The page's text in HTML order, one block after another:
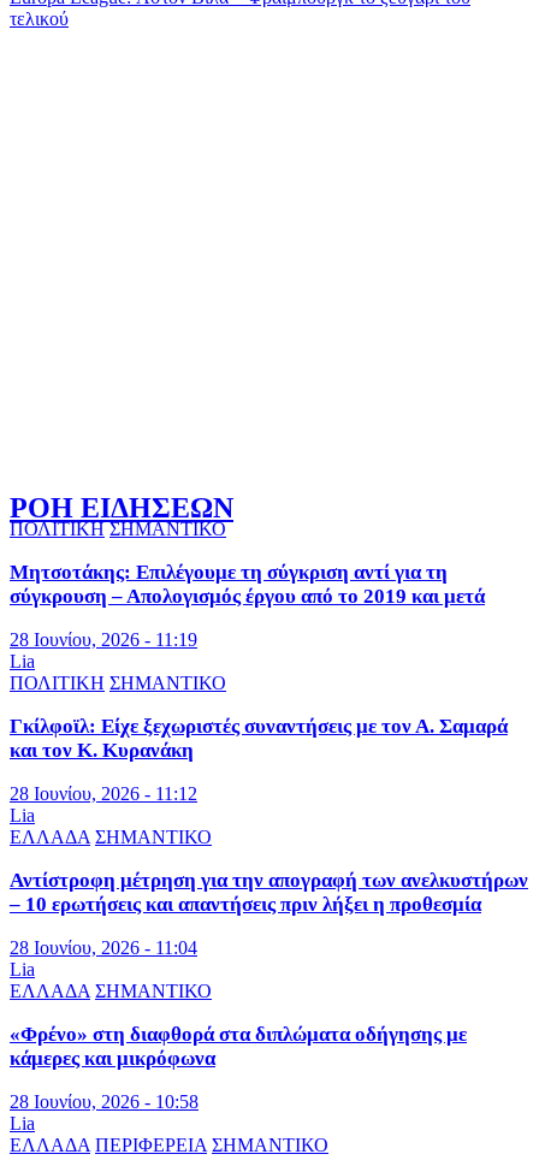
τελικού
ΡΟΗ ΕΙΔΗΣΕΩΝ
ΠΟΛΙΤΙΚΗ ΣΗΜΑΝΤΙΚΟ
Μητσοτάκης: Επιλέγουμε τη σύγκριση αντί για τη
σύγκρουση – Απολογισμός έργου από το 2019 και μετά
28 Ιουνίου, 2026 - 11:19
Lia
ΠΟΛΙΤΙΚΗ ΣΗΜΑΝΤΙΚΟ
Γκίλφοϊλ: Είχε ξεχωριστές συναντήσεις με τον Α. Σαμαρά
και τον Κ. Κυρανάκη
28 Ιουνίου, 2026 - 11:12
Lia
ΕΛΛΑΔΑ ΣΗΜΑΝΤΙΚΟ
Αντίστροφη μέτρηση για την απογραφή των ανελκυστήρων
– 10 ερωτήσεις και απαντήσεις πριν λήξει η προθεσμία
28 Ιουνίου, 2026 - 11:04
Lia
ΕΛΛΑΔΑ ΣΗΜΑΝΤΙΚΟ
«Φρένο» στη διαφθορά στα διπλώματα οδήγησης με
κάμερες και μικρόφωνα
28 Ιουνίου, 2026 - 10:58
Lia
ΕΛΛΑΔΑ ΠΕΡΙΦΕΡΕΙΑ ΣΗΜΑΝΤΙΚΟ